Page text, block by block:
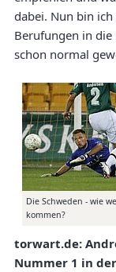
dabei. Nun bin
Berufungen in
schon normal
Die Schweden - wie
kommen?
torwart.de:
Nummer 1 in